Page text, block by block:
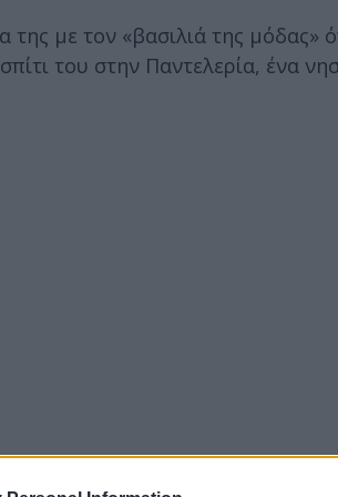
της με τον «βασιλιά της μόδας»
του στην Παντελερία, ένα
– στηv Ιταλία και έζησα